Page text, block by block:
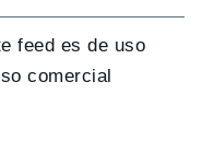
feed es de uso
comercial